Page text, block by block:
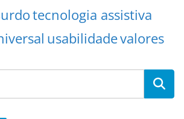
tecnologia assistiva
usabilidadevalores